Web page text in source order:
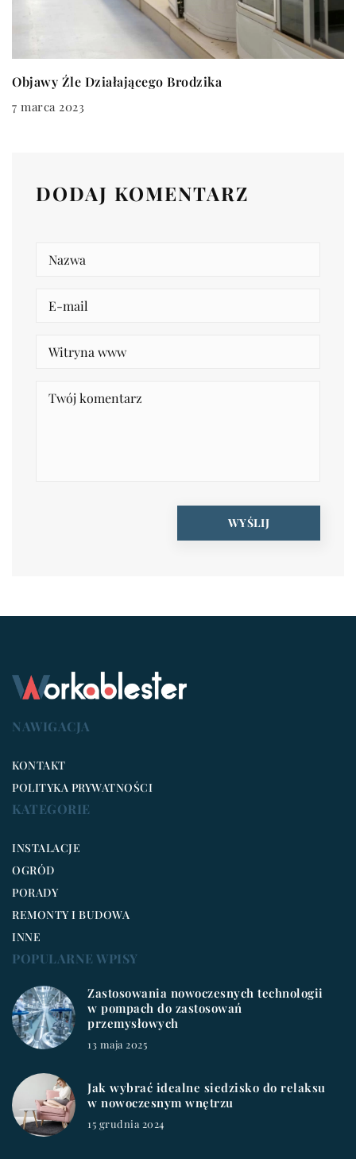
Objawy Źle Działającego Brodzika
7 marca 2023
DODAJ KOMENTARZ
NAWIGACJA
KONTAKT
POLITYKA PRYWATNOŚCI
KATEGORIE
INSTALACJE
OGRÓD
PORADY
REMONTY I BUDOWA
INNE
POPULARNE WPISY
Zastosowania nowoczesnych technologii
w pompach do zastosowań
przemysłowych
13 maja 2025
Jak wybrać idealne siedzisko do relaksu
w nowoczesnym wnętrzu
15 grudnia 2024